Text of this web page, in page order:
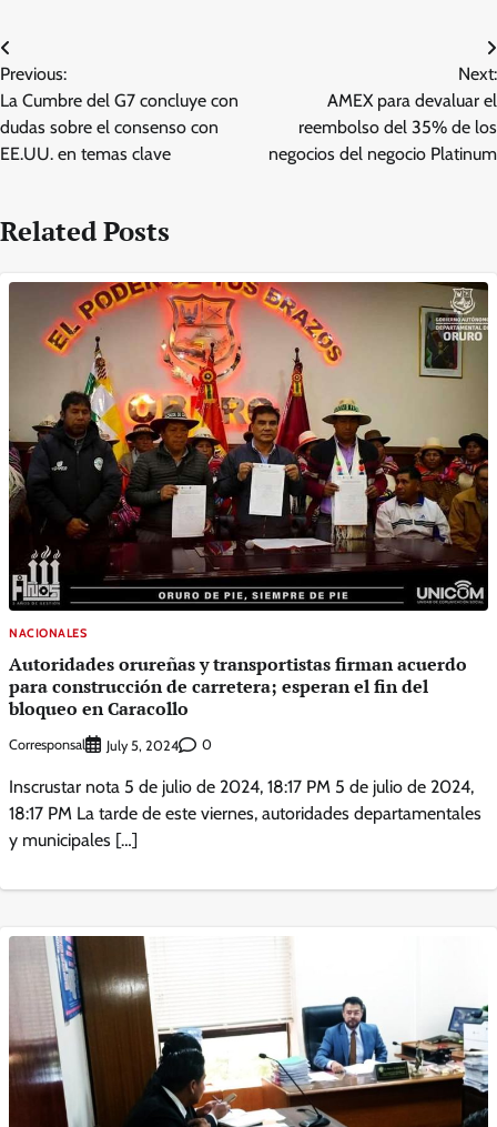
Post
navigation
Previous:
La Cumbre del G7 concluye con
dudas sobre el consenso con
EE.UU. en temas clave
Next:
AMEX para devaluar el
reembolso del 35% de los
negocios del negocio Platinum
Related Posts
NACIONALES
Autoridades orureñas y transportistas firman acuerdo
para construcción de carretera; esperan el fin del
bloqueo en Caracollo
Corresponsal July 5, 2024 0
Inscrustar nota 5 de julio de 2024, 18:17 PM 5 de julio de 2024,
18:17 PM La tarde de este viernes, autoridades departamentales
y municipales […]